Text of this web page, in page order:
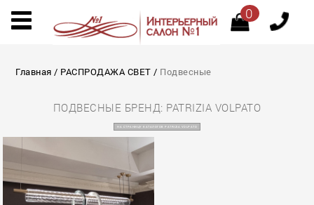
0
Главная / РАСПРОДАЖА СВЕТ / Подвесные
ПОДВЕСНЫЕ БРЕНД: PATRIZIA VOLPATO
НА СТРАНИЦУ КАТАЛОГОВ PATRIZIA VOLPATO